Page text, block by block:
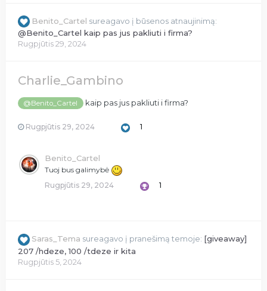
Benito_Cartel sureagavo į būsenos atnaujinimą:
@Benito_Cartel kaip pas jus pakliuti i firma?
Rugpjūtis 29, 2024
Charlie_Gambino
@Benito_Cartel kaip pas jus pakliuti i firma?
Rugpjūtis 29, 2024 1
Benito_Cartel
Tuoj bus galimybė
Rugpjūtis 29, 2024
1
Saras_Tema sureagavo į pranešimą temoje: [giveaway]
207 /hdeze, 100 /tdeze ir kita
Rugpjūtis 5, 2024